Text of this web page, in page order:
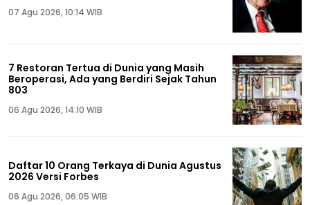
07 Agu 2026, 10:14 WIB
7 Restoran Tertua di Dunia yang Masih
Beroperasi, Ada yang Berdiri Sejak Tahun
803
06 Agu 2026, 14:10 WIB
Daftar 10 Orang Terkaya di Dunia Agustus
2026 Versi Forbes
06 Agu 2026, 06:05 WIB